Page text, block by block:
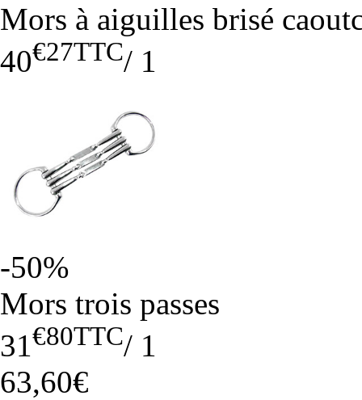
Mors à aiguilles brisé
40€27TTC/ 1
-50%
Mors trois passes
31€80TTC/ 1
63,60€